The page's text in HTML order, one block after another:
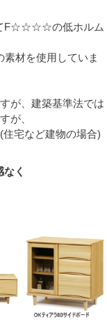
てF☆☆☆☆の低ホルム
材を使用していま
が、建築基準法では
が、
宅など建物の場合)
く